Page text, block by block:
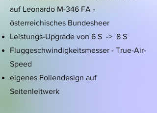
auf Leonardo M-346 FA -
österreichisches Bundesheer
Leistungs-Upgrade von 6 S -> 8 S
Fluggeschwindigkeitsmesser - True-Air-
Speed
eigenes Foliendesign auf
Seitenleitwerk